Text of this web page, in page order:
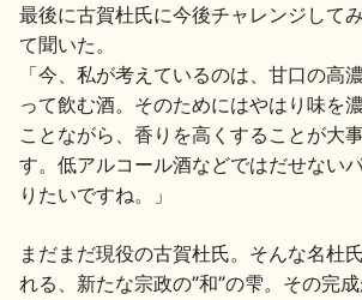
最後に古賀杜氏に今後チャレンジして
て聞いた。
「今、私が考えているのは、甘口の高
って飲む酒。そのためにはやはり味を
ことながら、香りを高くすることが大
す。低アルコール酒などではだせない
りたいですね。」
まだまだ現役の古賀杜氏。そんな名杜
れる、新たな宗政の”和”の雫。その完